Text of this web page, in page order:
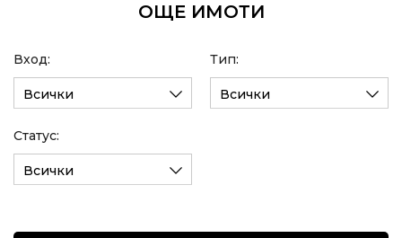
ОЩЕ ИМОТИ
Вход:
Всички
Тип:
Всички
Статус:
Всички